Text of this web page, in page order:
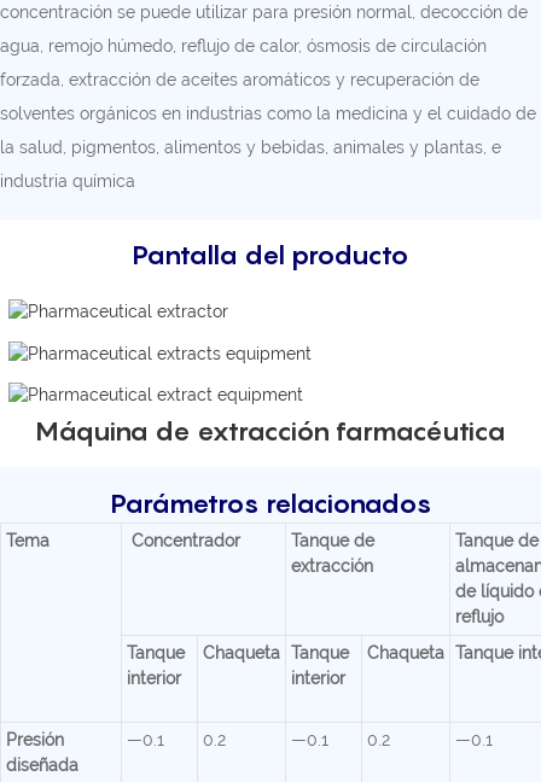
concentración se puede utilizar para presión normal, decocción de
agua, remojo húmedo, reflujo de calor, ósmosis de circulación
forzada, extracción de aceites aromáticos y recuperación de
solventes orgánicos en industrias como la medicina y el cuidado de
la salud, pigmentos, alimentos y bebidas, animales y plantas, e
industria química
Pantalla del producto
Máquina de extracción farmacéutica
Parámetros relacionados
Tema Concentrador
Tanque de
extracción
Tanque de
de líquido
reflujo
Tanque
interior
Chaqueta Tanque
interior
Chaqueta Tanque
Presión
diseñada
—0.1 0.2 —0.1 0.2 —0.1